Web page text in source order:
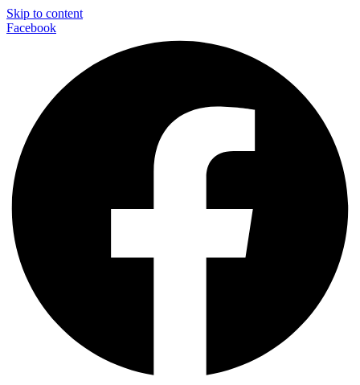
Skip to content
Facebook